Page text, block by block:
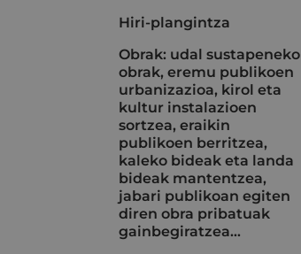
Hiri-plangintza
Obrak: udal sustapeneko
obrak, eremu publikoen
urbanizazioa, kirol eta
kultur instalazioen
sortzea, eraikin
publikoen berritzea,
kaleko bideak eta landa
bideak mantentzea,
jabari publikoan egiten
diren obra pribatuak
gainbegiratzea…